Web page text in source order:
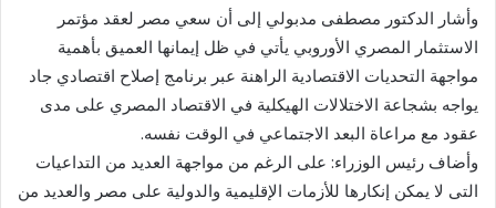
وأشار الدكتور مصطفى مدبولي إلى أن سعي مصر لعقد مؤتمر
الاستثمار المصري الأوروبي يأتي في ظل إيمانها العميق بأهمية
مواجهة التحديات الاقتصادية الراهنة عبر برنامج إصلاح اقتصادي جاد
يواجه بشجاعة الاختلالات الهيكلية في الاقتصاد المصري على مدى
عقود مع مراعاة البعد الاجتماعي في الوقت نفسه.
وأضاف رئيس الوزراء: على الرغم من مواجهة العديد من التداعيات
التى لا يمكن إنكارها للأزمات الإقليمية والدولية على مصر والعديد من